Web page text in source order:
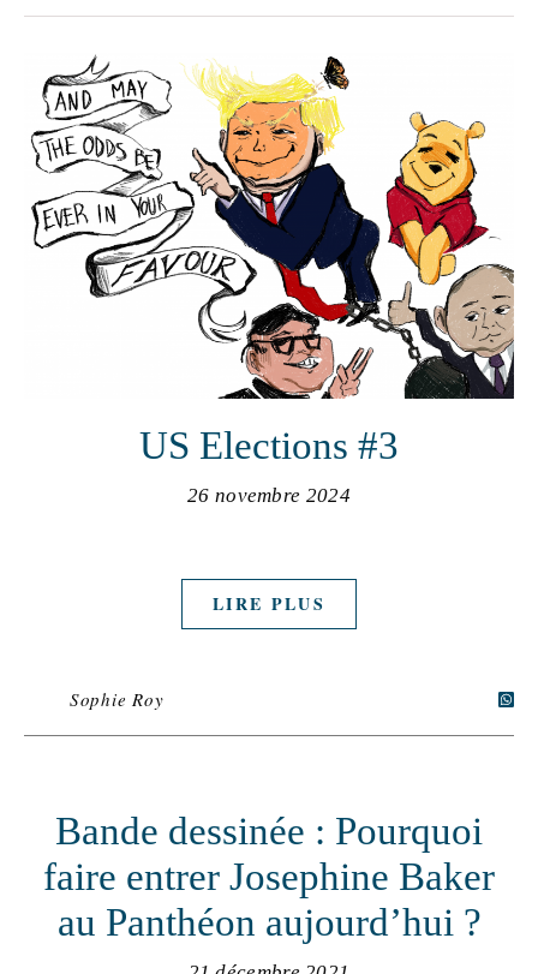
US Elections #3
26 novembre 2024
LIRE PLUS
Sophie Roy
Bande dessinée : Pourquoi
faire entrer Josephine Baker
au Panthéon aujourd’hui ?